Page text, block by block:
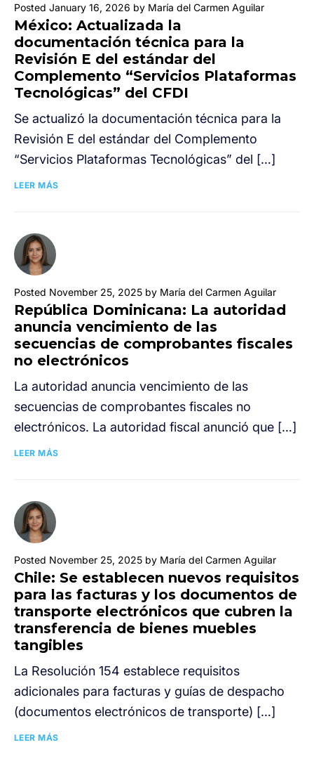
Posted January 16, 2026 by María del Carmen Aguilar
México: Actualizada la
documentación técnica para la
Revisión E del estándar del
Complemento “Servicios Plataformas
Tecnológicas” del CFDI
Se actualizó la documentación técnica para la
Revisión E del estándar del Complemento
“Servicios Plataformas Tecnológicas” del […]
LEER MÁS
Posted November 25, 2025 by María del Carmen Aguilar
República Dominicana: La autoridad
anuncia vencimiento de las
secuencias de comprobantes fiscales
no electrónicos
La autoridad anuncia vencimiento de las
secuencias de comprobantes fiscales no
electrónicos. La autoridad fiscal anunció que […]
LEER MÁS
Posted November 25, 2025 by María del Carmen Aguilar
Chile: Se establecen nuevos requisitos
para las facturas y los documentos de
transporte electrónicos que cubren la
transferencia de bienes muebles
tangibles
La Resolución 154 establece requisitos
adicionales para facturas y guías de despacho
(documentos electrónicos de transporte) […]
LEER MÁS